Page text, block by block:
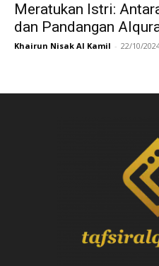
Meratukan Istri:
dan Pandangan
Khairun Nisak Al Kamil - 22/10/